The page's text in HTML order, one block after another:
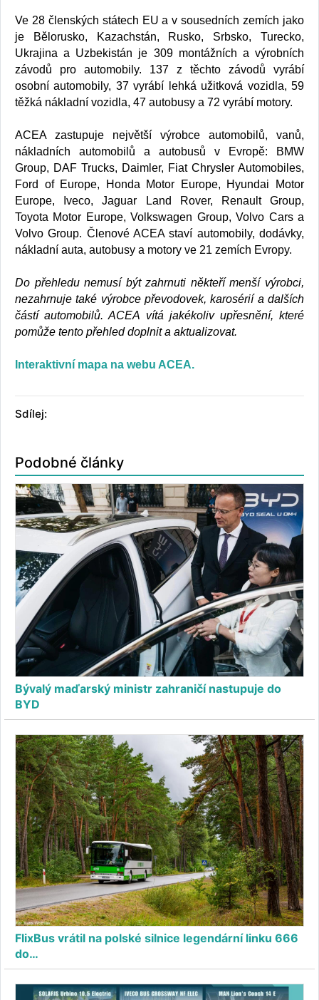
Ve 28 členských státech EU a v sousedních zemích jako
je Bělorusko, Kazachstán, Rusko, Srbsko, Turecko,
Ukrajina a Uzbekistán je 309 montážních a výrobních
závodů pro automobily. 137 z těchto závodů vyrábí
osobní automobily, 37 vyrábí lehká užitková vozidla, 59
těžká nákladní vozidla, 47 autobusy a 72 vyrábí motory.
ACEA zastupuje největší výrobce automobilů, vanů,
nákladních automobilů a autobusů v Evropě: BMW
Group, DAF Trucks, Daimler, Fiat Chrysler Automobiles,
Ford of Europe, Honda Motor Europe, Hyundai Motor
Europe, Iveco, Jaguar Land Rover, Renault Group,
Toyota Motor Europe, Volkswagen Group, Volvo Cars a
Volvo Group. Členové ACEA staví automobily, dodávky,
nákladní auta, autobusy a motory ve 21 zemích Evropy.
Do přehledu nemusí být zahrnuti někteří menší výrobci,
nezahrnuje také výrobce převodovek, karosérií a dalších
částí automobilů. ACEA vítá jakékoliv upřesnění, které
pomůže tento přehled doplnit a aktualizovat.
Interaktivní mapa na webu ACEA.
Sdílej:
Podobné články
Bývalý maďarský ministr zahraničí nastupuje do
BYD
FlixBus vrátil na polské silnice legendární linku 666
do…